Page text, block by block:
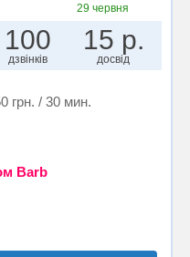
29 червня
100
дзвінків
15 р.
досвід
грн. / 30 мин.
Barb